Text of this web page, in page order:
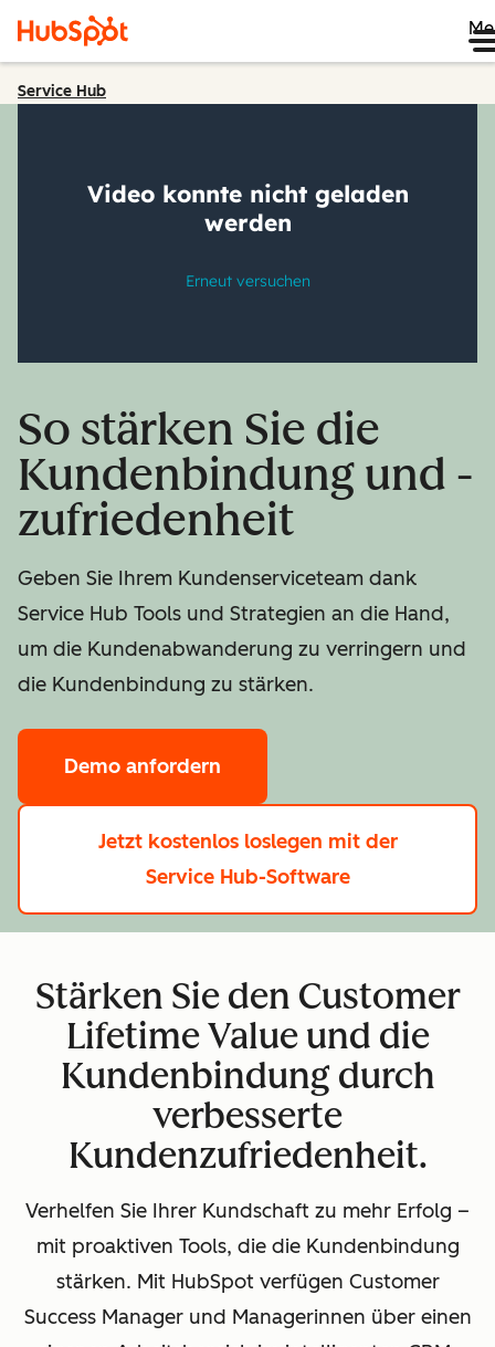
Service Hub
So stärken Sie die
Kundenbindung und -
zufriedenheit
Geben Sie Ihrem Kundenserviceteam dank
Service Hub Tools und Strategien an die Hand,
um die Kundenabwanderung zu verringern und
die Kundenbindung zu stärken.
Demo anfordern
Jetzt kostenlos loslegen mit der
Service Hub-Software
Stärken Sie den Customer
Lifetime Value und die
Kundenbindung durch
verbesserte
Kundenzufriedenheit.
Verhelfen Sie Ihrer Kundschaft zu mehr Erfolg –
mit proaktiven Tools, die die Kundenbindung
stärken. Mit HubSpot verfügen Customer
Success Manager und Managerinnen über einen